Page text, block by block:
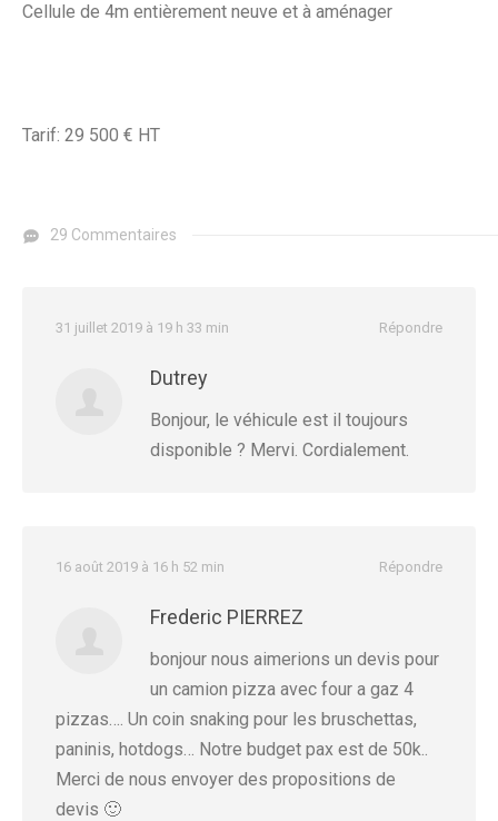
Cellule de 4m entièrement neuve et à aménager
Tarif: 29 500 € HT
29 Commentaires
Répondre
31 juillet 2019 à 19 h 33 min
Dutrey
Bonjour, le véhicule est il toujours
disponible ? Mervi. Cordialement.
Répondre
16 août 2019 à 16 h 52 min
Frederic PIERREZ
bonjour nous aimerions un devis pour
un camion pizza avec four a gaz 4
pizzas…. Un coin snaking pour les bruschettas,
paninis, hotdogs… Notre budget pax est de 50k..
Merci de nous envoyer des propositions de
devis 🙂